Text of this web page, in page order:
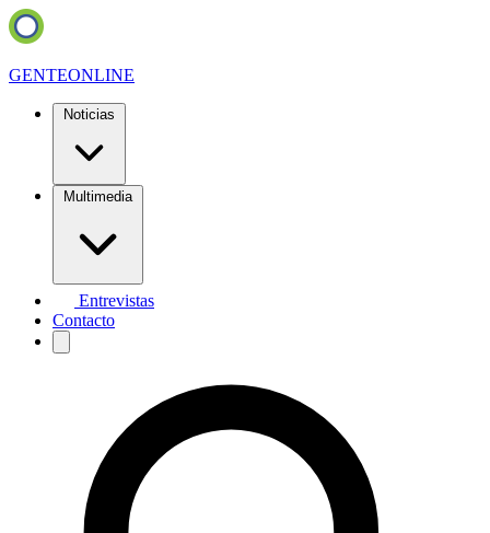
GENTEONLINE
Noticias
Multimedia
Entrevistas
Contacto